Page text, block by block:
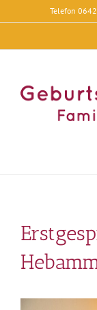
Inhalt
Telefon